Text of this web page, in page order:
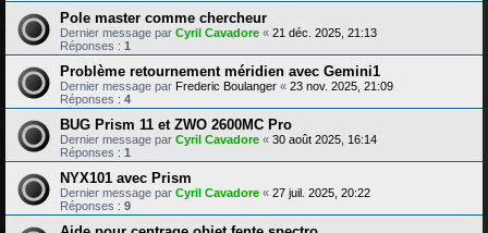
Pole master comme chercheur
Dernier message par Cyril Cavadore « 21 déc. 2025, 21:13
Réponses : 1
Problème retournement méridien avec Gemini1
Dernier message par Frederic Boulanger « 23 nov. 2025, 21:09
Réponses : 4
BUG Prism 11 et ZWO 2600MC Pro
Dernier message par Cyril Cavadore « 30 août 2025, 16:14
Réponses : 1
NYX101 avec Prism
Dernier message par Cyril Cavadore « 27 juil. 2025, 20:22
Réponses : 9